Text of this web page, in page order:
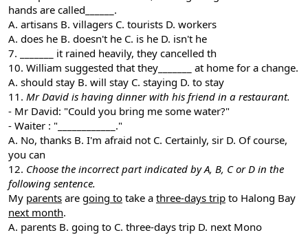
hands are called______.
A. artisans B. villagers C. tourists D. workers
A. does he B. doesn't he C. is he D. isn't he
7. _______ it rained heavily, they cancelled th
10. William suggested that they_______ at home for a change.
A. should stay B. will stay C. staying D. to stay
11. Mr David is having dinner with his friend in a restaurant.
- Mr David: "Could you bring me some water?"
- Waiter : "____________."
A. No, thanks B. I'm afraid not C. Certainly, sir D. Of course,
you can
12. Choose the incorrect part indicated by A, B, C or D in the
following sentence.
My parents are going to take a three-days trip to Halong Bay
next month.
A. parents B. going to C. three-days trip D. next Mono